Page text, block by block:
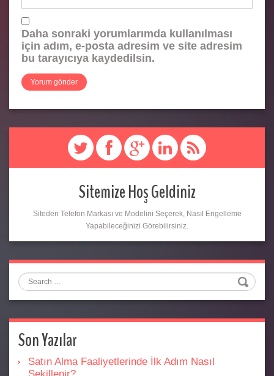
Daha sonraki yorumlarımda kullanılması
için adım, e-posta adresim ve site adresim
bu tarayıcıya kaydedilsin.
Sitemize Hoş Geldiniz
Siteden Telefon Markası ve Modelini Seçerek, Nasıl Engelleme
Yapabileceğinizi Görebilirsiniz.
Search
Son Yazılar
Satın Alma Faaliyetlerinde İlk Adım Nasıl